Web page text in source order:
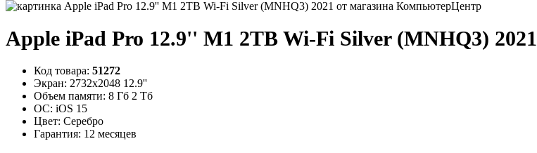
Apple iPad Pro 12.9'' M1 2TB Wi-Fi Silver (MNHQ3) 2021
Код товара: 51272
Экран: 2732x2048 12.9''
Объем памяти: 8 Гб 2 Тб
ОС: iOS 15
Цвет: Серебро
Гарантия: 12 месяцев